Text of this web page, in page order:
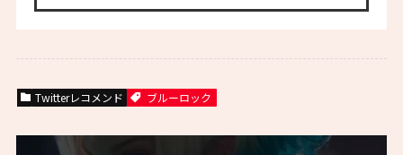
Twitterレコメンド ブルーロック